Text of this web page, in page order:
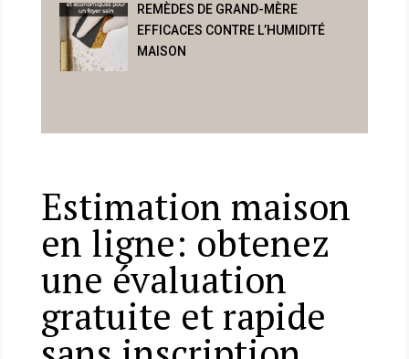
REMÈDES DE GRAND-MÈRE
EFFICACES CONTRE L’HUMIDITÉ
MAISON
Estimation maison
en ligne: obtenez
une évaluation
gratuite et rapide